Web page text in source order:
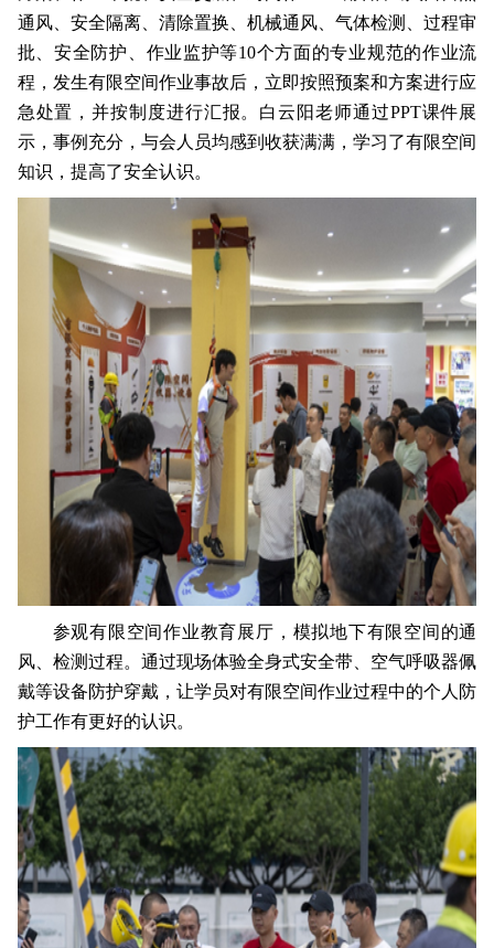
通风、安全隔离、清除置换、机械通风、气体检测、过程审
批、安全防护、作业监护等10个方面的专业规范的作业流
程，发生有限空间作业事故后，立即按照预案和方案进行应
急处置，并按制度进行汇报。白云阳老师通过PPT课件展
示，事例充分，与会人员均感到收获满满，学习了有限空间
知识，提高了安全认识。
参观有限空间作业教育展厅，模拟地下有限空间的通
风、检测过程。通过现场体验全身式安全带、空气呼吸器佩
戴等设备防护穿戴，让学员对有限空间作业过程中的个人防
护工作有更好的认识。